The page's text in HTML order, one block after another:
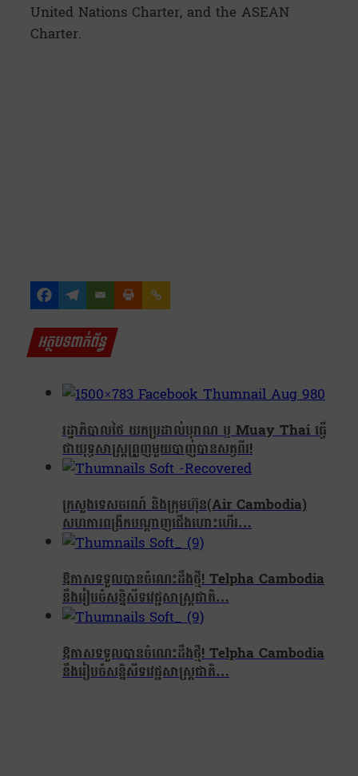
United Nations Charter, and the ASEAN
Charter.
អត្ថបទពាក់ព័ន្ធ
រដ្ឋាភិបាលថៃ យកប្រដាល់បុរាណ ឬ Muay Thai ធ្វើ
ជាយុទ្ធសាស្ត្រព្រួញមួយបាញ់បានសត្វពីរ!
ក្រសួងទេសចរណ៍ និងក្រុមហ៊ុន(Air Cambodia)
សហការពង្រីកបណ្តាញជើងហោះហើរ…
ឱកាសទទួលបានចំណេះដឹងថ្មី! Telpha Cambodia
នឹងរៀបចំសន្និសីទវេជ្ជសាស្ត្រជាតិ…
ឱកាសទទួលបានចំណេះដឹងថ្មី! Telpha Cambodia
នឹងរៀបចំសន្និសីទវេជ្ជសាស្ត្រជាតិ…